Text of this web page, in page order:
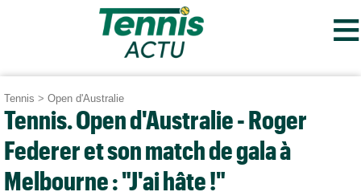
≡
Tennis > Open d'Australie
Tennis. Open d'Australie - Roger
Federer et son match de gala à
Melbourne : "J'ai hâte !"